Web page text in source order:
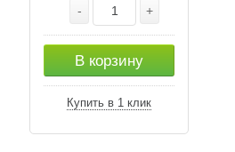
- +
В корзину
Купить в 1 клик